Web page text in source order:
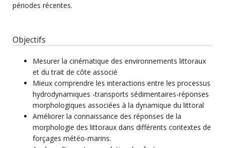
périodes récentes.
Objectifs
Mesurer la cinématique des environnements littoraux
et du trait de côte associé
Mieux comprendre les interactions entre les processus
hydrodynamiques -transports sédimentaires-réponses
morphologiques associées à la dynamique du littoral
Améliorer la connaissance des réponses de la
morphologie des littoraux dans différents contextes de
forçages météo-marins.